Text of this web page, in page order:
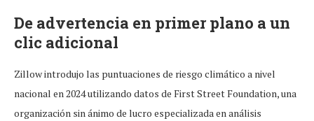
De advertencia en primer plano a un
clic adicional
Zillow introdujo las puntuaciones de riesgo climático a nivel
nacional en 2024 utilizando datos de First Street Foundation, una
organización sin ánimo de lucro especializada en análisis